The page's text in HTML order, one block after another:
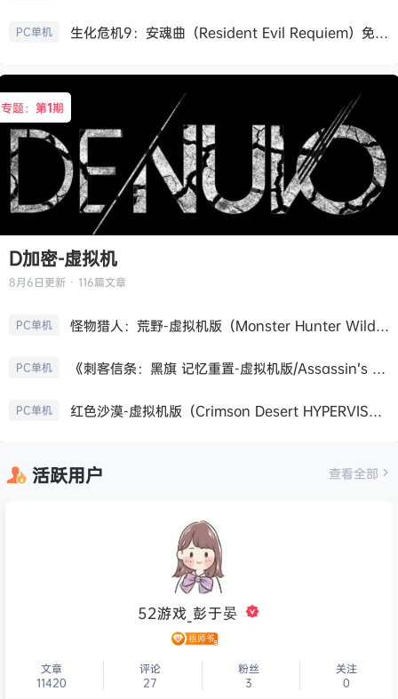
PC单机 生化危机9：安魂曲（Resident Evil Requiem）免安装中文版
专题：第1期
D加密-虚拟机
8月6日更新 · 116篇文章
PC单机 怪物猎人：荒野-虚拟机版（Monster Hunter Wilds HYPERVISOR）免安装中文版
PC单机 《刺客信条：黑旗 记忆重置-虚拟机版/Assassin’s Creed Black Flag Resynced HYPERVISOR》免安装中文版
PC单机 红色沙漠-虚拟机版（Crimson Desert HYPERVISOR）免安装中文版
活跃用户 查看全部
52游戏_彭于晏
文章
11420
评论
27
粉丝
3
关注
0